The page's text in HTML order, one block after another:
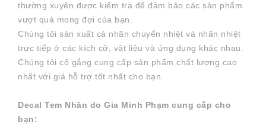
thường xuyên được kiểm tra để đảm bảo các sản phẩm
vượt quá mong đợi của bạn.
Chúng tôi sản xuất cả nhãn chuyển nhiệt và nhãn nhiệt
trực tiếp ở các kích cỡ, vật liệu và ứng dụng khác nhau.
Chúng tôi cố gắng cung cấp sản phẩm chất lượng cao
nhất với giá hỗ trợ tốt nhất cho bạn.
Decal Tem Nhãn do Gia Minh Phạm cung cấp cho
bạn: